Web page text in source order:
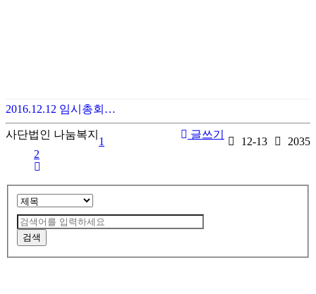
2016.12.12 임시총회…
사단법인 나눔복지
12-13 2035
글쓰기
1
2
검색